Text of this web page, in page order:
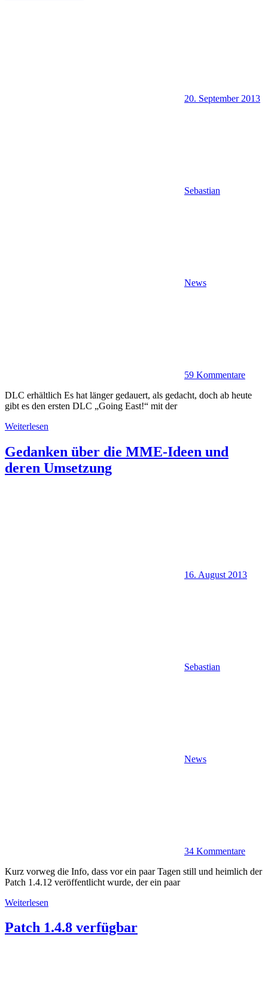
20. September 2013
Sebastian
News
59 Kommentare
DLC erhältlich Es hat länger gedauert, als gedacht, doch ab heute
gibt es den ersten DLC „Going East!“ mit der
Weiterlesen
Gedanken über die MME-Ideen und
deren Umsetzung
16. August 2013
Sebastian
News
34 Kommentare
Kurz vorweg die Info, dass vor ein paar Tagen still und heimlich der
Patch 1.4.12 veröffentlicht wurde, der ein paar
Weiterlesen
Patch 1.4.8 verfügbar